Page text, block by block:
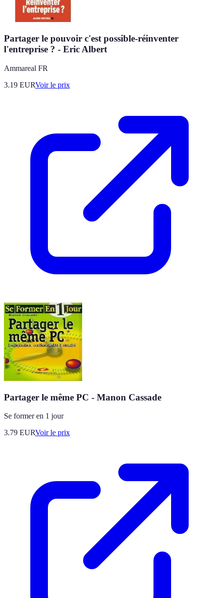
Partager le pouvoir c'est possible-réinventer
l'entreprise ? - Eric Albert
Ammareal FR
3.19 EURVoir le prix
Partager le même PC - Manon Cassade
Se former en 1 jour
3.79 EURVoir le prix